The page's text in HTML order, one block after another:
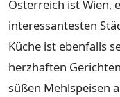
Österreich ist Wien,
interessantesten
Küche ist ebenfalls
herzhaften
süßen Mehlspeisen